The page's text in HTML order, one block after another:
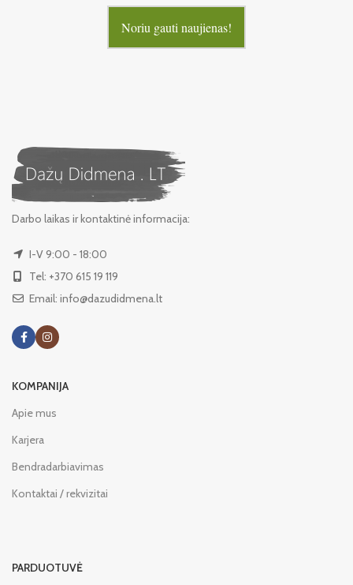
Noriu gauti naujienas!
Darbo laikas ir kontaktinė informacija:
I-V 9:00 - 18:00
Tel: +370 615 19 119
Email: info@dazudidmena.lt
KOMPANIJA
Apie mus
Karjera
Bendradarbiavimas
Kontaktai / rekvizitai
PARDUOTUVĖ